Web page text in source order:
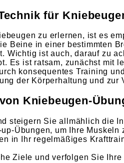
für
zu erlernen, ist es
Beine in einer bestimmten
Wichtig ist auch, darauf zu
Es ist ratsam, zunächst mit
konsequentes Training
der Körperhaltung und
Kniebeugen-
steigern Sie allmählich die
Übungen, um Ihre
in Ihr regelmäßiges
Ziele und verfolgen Sie